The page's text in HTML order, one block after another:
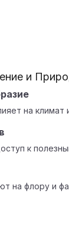
и
на климат
к
на флору и